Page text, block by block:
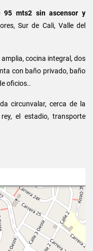
95 mts2 sin ascensor y
Sur de Cali, Valle del
cocina integral, dos
con baño privado, baño
oficios..
circunvalar, cerca de la
el estadio, transporte